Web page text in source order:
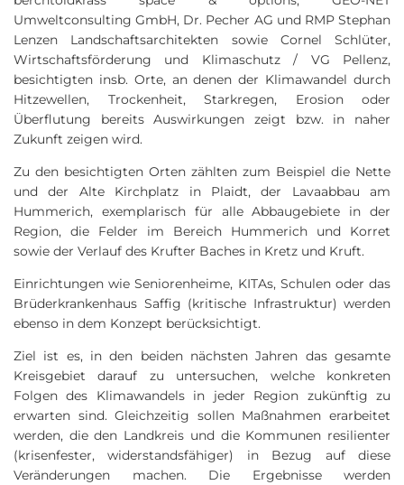
Umweltconsulting GmbH, Dr. Pecher AG und RMP Stephan
Lenzen Landschaftsarchitekten sowie Cornel Schlüter,
Wirtschaftsförderung und Klimaschutz / VG Pellenz,
besichtigten insb. Orte, an denen der Klimawandel durch
Hitzewellen, Trockenheit, Starkregen, Erosion oder
Überflutung bereits Auswirkungen zeigt bzw. in naher
Zukunft zeigen wird.
Zu den besichtigten Orten zählten zum Beispiel die Nette
und der Alte Kirchplatz in Plaidt, der Lavaabbau am
Hummerich, exemplarisch für alle Abbaugebiete in der
Region, die Felder im Bereich Hummerich und Korret
sowie der Verlauf des Krufter Baches in Kretz und Kruft.
Einrichtungen wie Seniorenheime, KITAs, Schulen oder das
Brüderkrankenhaus Saffig (kritische Infrastruktur) werden
ebenso in dem Konzept berücksichtigt.
Ziel ist es, in den beiden nächsten Jahren das gesamte
Kreisgebiet darauf zu untersuchen, welche konkreten
Folgen des Klimawandels in jeder Region zukünftig zu
erwarten sind. Gleichzeitig sollen Maßnahmen erarbeitet
werden, die den Landkreis und die Kommunen resilienter
(krisenfester, widerstandsfähiger) in Bezug auf diese
Veränderungen machen. Die Ergebnisse werden